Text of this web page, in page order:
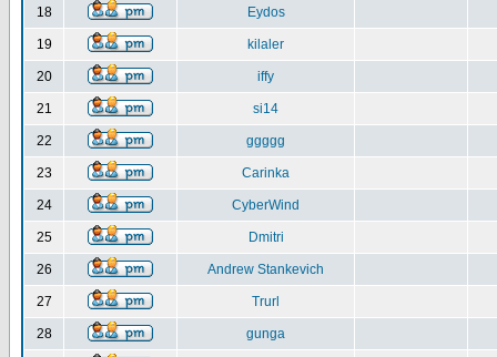
18 Eydos
19 kilaler
20 iffy
21 si14
22 ggggg
23 Carinka
24 CyberWind
25 Dmitri
26 Andrew Stankevich
27 Trurl
28 gunga